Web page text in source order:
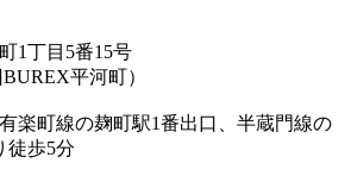
1丁目5番15号
平河町）
楽町線の麹町駅1番出口、半蔵門線の
徒歩5分